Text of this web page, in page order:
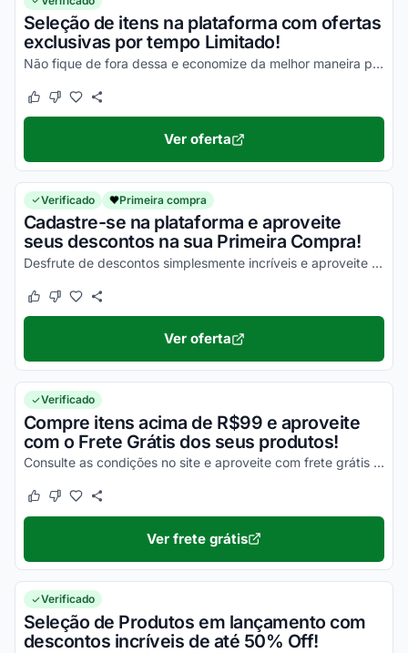
Seleção de itens na plataforma com ofertas
exclusivas por tempo Limitado!
Não fique de fora dessa e economize da melhor maneira possível!
Este cupom funcionou
Este cupom não funcionou
Ver oferta
Verificado Primeira compra
Cadastre-se na plataforma e aproveite
seus descontos na sua Primeira Compra!
Desfrute de descontos simplesmente incríveis e aproveite com as melhores vantagens!
Este cupom funcionou
Este cupom não funcionou
Ver oferta
Verificado
Compre itens acima de R$99 e aproveite
com o Frete Grátis dos seus produtos!
Consulte as condições no site e aproveite com frete grátis para regiões específicas!
Este cupom funcionou
Este cupom não funcionou
Ver frete grátis
Verificado
Seleção de Produtos em lançamento com
descontos incríveis de até 50% Off!